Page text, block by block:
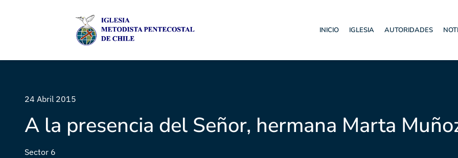
INICIO IGLESIA AUTORIDADES
24 Abril 2015
A la presencia del Señor, hermana Marta
Sector 6